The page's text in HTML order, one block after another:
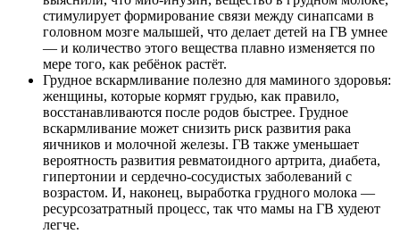
стимулирует формирование связи между синапсами в
головном мозге малышей, что делает детей на ГВ умнее
— и количество этого вещества плавно изменяется по
мере того, как ребёнок растёт.
Грудное вскармливание полезно для маминого здоровья:
женщины, которые кормят грудью, как правило,
восстанавливаются после родов быстрее. Грудное
вскармливание может снизить риск развития рака
яичников и молочной железы. ГВ также уменьшает
вероятность развития ревматоидного артрита, диабета,
гипертонии и сердечно-сосудистых заболеваний с
возрастом. И, наконец, выработка грудного молока —
ресурсозатратный процесс, так что мамы на ГВ худеют
легче.